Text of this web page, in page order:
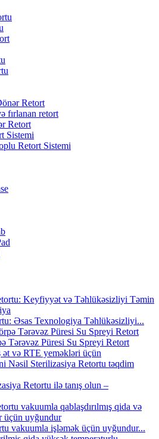
Retort
fırlanan retort
Retort
Sistemi
Retort Sistemi
Əsas Texnologiya Təhlükəsizliyi...
Tərəvəz Püresi Su Spreyi Retort
Retortu ilə tanış olun –
vakuumla işləmək üçün uyğundur...